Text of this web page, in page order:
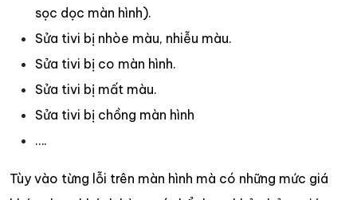
sọc dọc màn hình).
Sửa tivi bị nhòe màu, nhiễu màu.
Sửa tivi bị co màn hình.
Sửa tivi bị mất màu.
Sửa tivi bị chồng màn hình
….
Tùy vào từng lỗi trên màn hình mà có những mức giá